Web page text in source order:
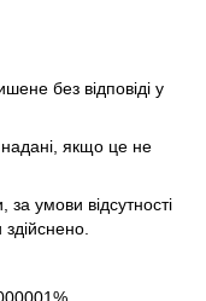
без відповіді у
надані, якщо це не
умови відсутності